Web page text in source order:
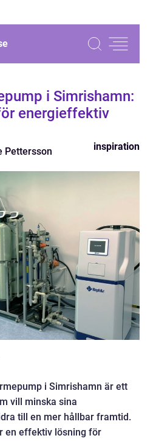
i Simrishamn:
energieffektiv
Pettersson inspiration
i Simrishamn är ett
vill minska sina
till en mer hållbar framtid.
en effektiv lösning för